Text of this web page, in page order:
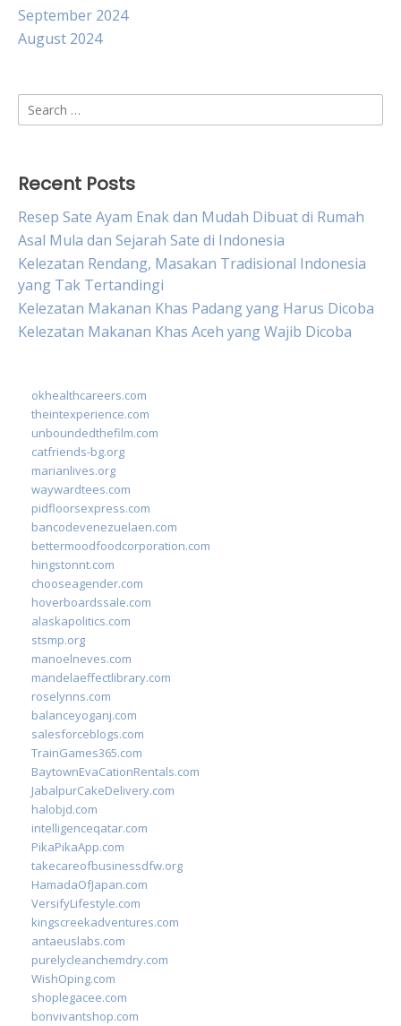
September 2024
August 2024
Search
for:
Recent Posts
Resep Sate Ayam Enak dan Mudah Dibuat di Rumah
Asal Mula dan Sejarah Sate di Indonesia
Kelezatan Rendang, Masakan Tradisional Indonesia
yang Tak Tertandingi
Kelezatan Makanan Khas Padang yang Harus Dicoba
Kelezatan Makanan Khas Aceh yang Wajib Dicoba
okhealthcareers.com
theintexperience.com
unboundedthefilm.com
catfriends-bg.org
marianlives.org
waywardtees.com
pidfloorsexpress.com
bancodevenezuelaen.com
bettermoodfoodcorporation.com
hingstonnt.com
chooseagender.com
hoverboardssale.com
alaskapolitics.com
stsmp.org
manoelneves.com
mandelaeffectlibrary.com
roselynns.com
balanceyoganj.com
salesforceblogs.com
TrainGames365.com
BaytownEvaCationRentals.com
JabalpurCakeDelivery.com
halobjd.com
intelligenceqatar.com
PikaPikaApp.com
takecareofbusinessdfw.org
HamadaOfJapan.com
VersifyLifestyle.com
kingscreekadventures.com
antaeuslabs.com
purelycleanchemdry.com
WishOping.com
shoplegacee.com
bonvivantshop.com